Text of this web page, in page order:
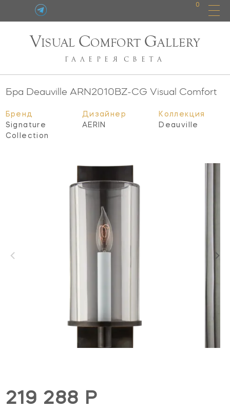
0
VISUAL COMFORT GALLERY
ГАЛЕРЕЯ СВЕТА
Бра Deauville ARN2010BZ-CG Visual Comfort
Бренд
Signature
Collection
Дизайнер
AERIN
Коллекция
Deauville
219 288 Р